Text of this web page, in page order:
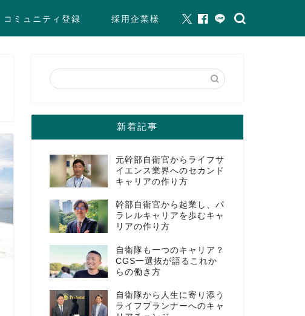
コミュニティ登録 採用企業様
新着記事
元幹部自衛官からライフサ
イエンス業界へのセカンド
キャリアの作り方
幹部自衛官から起業し、パ
ラレルキャリアを歩むキャ
リアの作り方
自衛隊も一つのキャリア？
CGS一選抜が語るこれか
らの働き方
自衛隊から人生に寄り添う
ライフプランナーへのキャ